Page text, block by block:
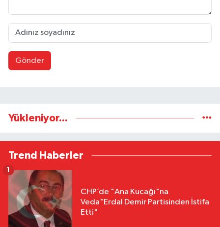
Gönder
Yükleniyor...
Trend Haberler
CHP’de "Ana Kucağı"na
Veda"Erdal Demir Partisinden İstifa
Etti"
1